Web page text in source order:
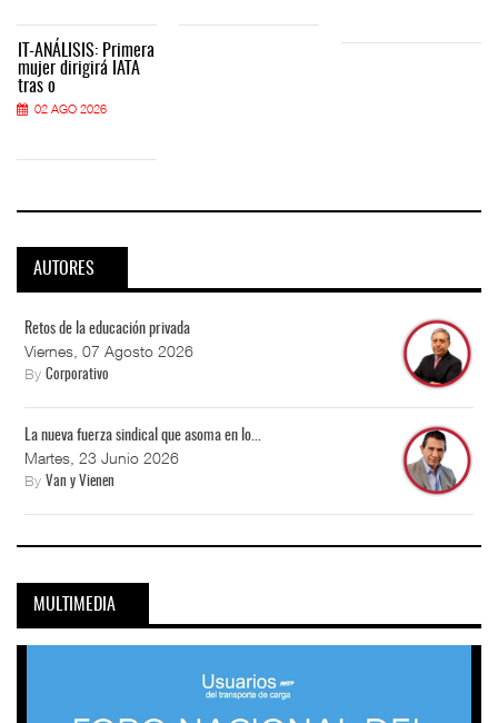
IT-ANÁLISIS: Primera
mujer dirigirá IATA
tras o
02 AGO 2026
AUTORES
Retos de la educación privada
Viernes, 07 Agosto 2026
By Corporativo
La nueva fuerza sindical que asoma en lo...
Martes, 23 Junio 2026
By Van y Vienen
MULTIMEDIA